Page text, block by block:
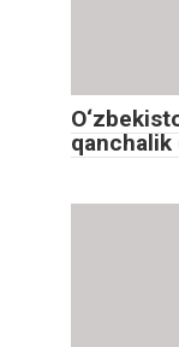
qanchalik